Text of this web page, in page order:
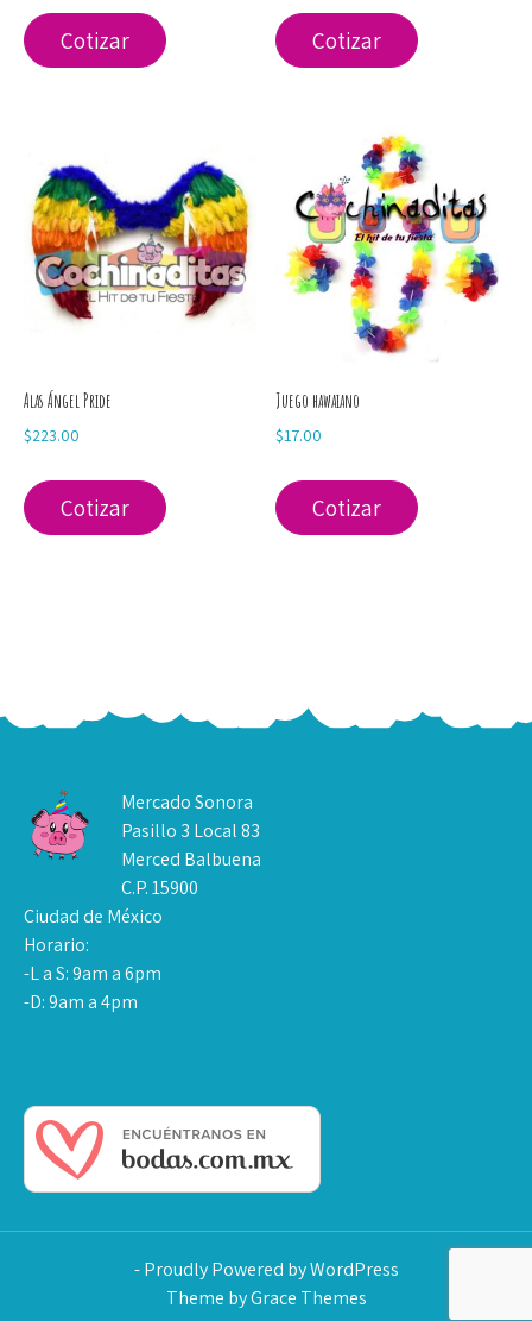
Cotizar Cotizar
Alas Ángel Pride
$223.00
Cotizar
Juego hawaiano
$17.00
Cotizar
Mercado Sonora
Pasillo 3 Local 83
Merced Balbuena
C.P. 15900
Ciudad de México
Horario:
-L a S: 9am a 6pm
-D: 9am a 4pm
- Proudly Powered by WordPress
Theme by Grace Themes